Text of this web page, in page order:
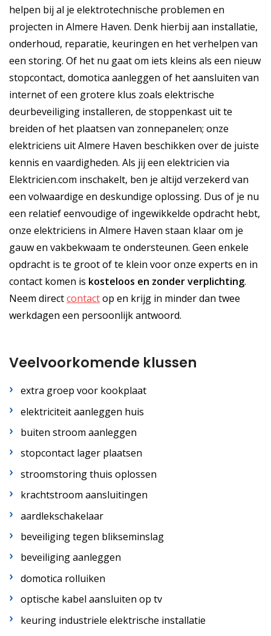
helpen bij al je elektrotechnische problemen en
projecten in Almere Haven. Denk hierbij aan installatie,
onderhoud, reparatie, keuringen en het verhelpen van
een storing. Of het nu gaat om iets kleins als een nieuw
stopcontact, domotica aanleggen of het aansluiten van
internet of een grotere klus zoals elektrische
deurbeveiliging installeren, de stoppenkast uit te
breiden of het plaatsen van zonnepanelen; onze
elektriciens uit Almere Haven beschikken over de juiste
kennis en vaardigheden. Als jij een elektricien via
Elektricien.com inschakelt, ben je altijd verzekerd van
een volwaardige en deskundige oplossing. Dus of je nu
een relatief eenvoudige of ingewikkelde opdracht hebt,
onze elektriciens in Almere Haven staan klaar om je
gauw en vakbekwaam te ondersteunen. Geen enkele
opdracht is te groot of te klein voor onze experts en in
contact komen is kosteloos en zonder verplichting.
Neem directcontactop en krijg in minder dan twee
werkdagen een persoonlijk antwoord.
Veelvoorkomende klussen
extra groep voor kookplaat
elektriciteit aanleggen huis
buiten stroom aanleggen
stopcontact lager plaatsen
stroomstoring thuis oplossen
krachtstroom aansluitingen
aardlekschakelaar
beveiliging tegen blikseminslag
beveiliging aanleggen
domotica rolluiken
optische kabel aansluiten op tv
keuring industriele elektrische installatie